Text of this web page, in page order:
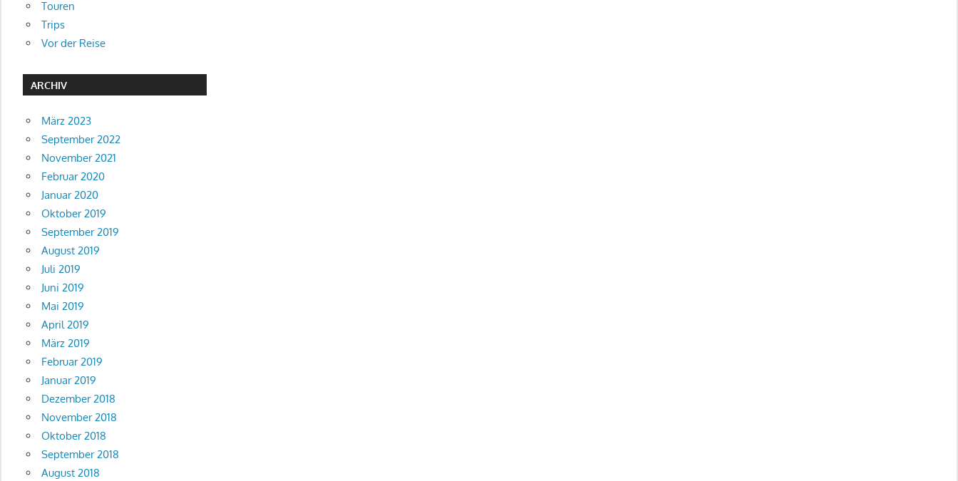
Touren
Trips
Vor der Reise
ARCHIV
März 2023
September 2022
November 2021
Februar 2020
Januar 2020
Oktober 2019
September 2019
August 2019
Juli 2019
Juni 2019
Mai 2019
April 2019
März 2019
Februar 2019
Januar 2019
Dezember 2018
November 2018
Oktober 2018
September 2018
August 2018